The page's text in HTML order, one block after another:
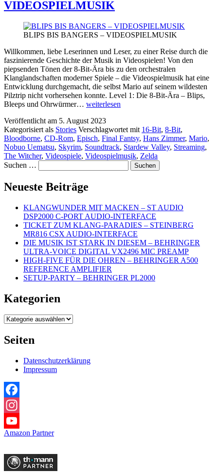
VIDEOSPIELMUSIK
BLIPS BIS BANGERS – VIDEOSPIELMUSIK
Willkommen, liebe Leserinnen und Leser, zu einer Reise durch die
faszinierende Geschichte der Musik in Videospielen! Von den
piepsenden Tönen der 8-Bit-Ära bis zu den orchestralen
Klanglandschaften moderner Spiele – die Videospielmusik hat eine
Entwicklung durchgemacht, die selbst Mario auf seinem wildesten
Pilztrip nicht vorhersehen konnte. Level 1: Die 8-Bit-Ära – Blips,
Bleeps und Ohrwürmer… BLIPS
BANGERS
–
VIDEOSPIELMUSIK
weiterlesen
Veröffentlicht am 5. August 2023
Kategorisiert als Stories Verschlagwortet mit 16-Bit, 8-Bit,
Bloodborne, CD-Rom, Episch, Final Fantsy, Hans Zimmer, Mario,
Nobuo Uematsu, Skyrim, Soundtrack, Stardew Valley, Streaming,
The Witcher, Videospiele, Videospielmusik, Zelda
Suchen …
Neueste Beiträge
KLANGWUNDER MIT MACKEN – ST AUDIO
DSP2000 C-PORT AUDIO-INTERFACE
TICKET ZUM KLANG-PARADIES – STEINBERG
MR816 CSX AUDIO-INTERFACE
DIE MUSIK IST STARK IN DIESEM – BEHRINGER
ULTRA-VOICE DIGITAL VX2496 MIC PREAMP
HIGH-FIVE FÜR DIE OHREN – BEHRINGER A500
REFERENCE AMPLIFIER
SETUP-PARTY – BEHRINGER PL2000
Kategorien
Kategorien
Seiten
Datenschutzerklärung
Impressum
Facebook
Instagram
YouTube
Amazon Partner